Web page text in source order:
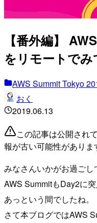
【番外編】
をリモートでみ
AWS Summit Tokyo
おく
2019.06.13
この記事は公開され
報が古い可能性がありま
みなさんいかがお過ごし
AWS SummitもDay2に
あっという間でしたね。
さて本ブログではAWS